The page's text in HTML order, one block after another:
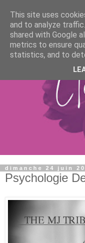
dimanche 24 juin
Psychologie
This site uses
and to analyze
shared with Google
metrics to ensure
statistics, and to